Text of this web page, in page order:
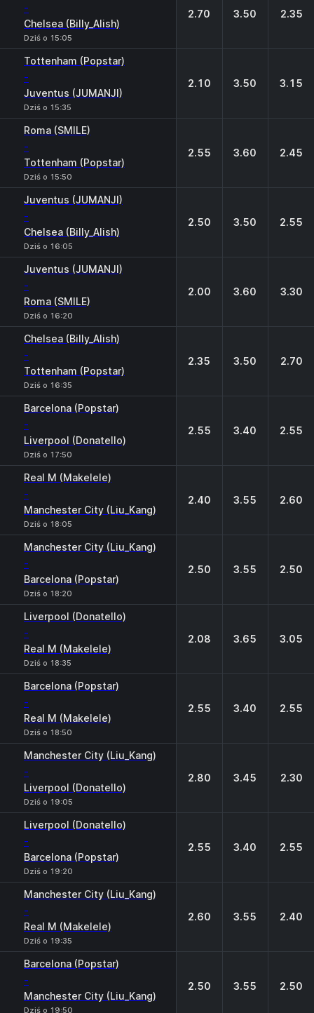
-
Chelsea (Billy_Alish)
Dziś o 15:05
2.70 3.50 2.35
Tottenham (Popstar)
-
Juventus (JUMANJI)
Dziś o 15:35
2.10 3.50 3.15
Roma (SMILE)
-
Tottenham (Popstar)
Dziś o 15:50
2.55 3.60 2.45
Juventus (JUMANJI)
-
Chelsea (Billy_Alish)
Dziś o 16:05
2.50 3.50 2.55
Juventus (JUMANJI)
-
Roma (SMILE)
Dziś o 16:20
2.00 3.60 3.30
Chelsea (Billy_Alish)
-
Tottenham (Popstar)
Dziś o 16:35
2.35 3.50 2.70
Barcelona (Popstar)
-
Liverpool (Donatello)
Dziś o 17:50
2.55 3.40 2.55
Real M (Makelele)
-
Manchester City (Liu_Kang)
Dziś o 18:05
2.40 3.55 2.60
Manchester City (Liu_Kang)
-
Barcelona (Popstar)
Dziś o 18:20
2.50 3.55 2.50
Liverpool (Donatello)
-
Real M (Makelele)
Dziś o 18:35
2.08 3.65 3.05
Barcelona (Popstar)
-
Real M (Makelele)
Dziś o 18:50
2.55 3.40 2.55
Manchester City (Liu_Kang)
-
Liverpool (Donatello)
Dziś o 19:05
2.80 3.45 2.30
Liverpool (Donatello)
-
Barcelona (Popstar)
Dziś o 19:20
2.55 3.40 2.55
Manchester City (Liu_Kang)
-
Real M (Makelele)
Dziś o 19:35
2.60 3.55 2.40
Barcelona (Popstar)
-
Manchester City (Liu_Kang)
Dziś o 19:50
2.50 3.55 2.50